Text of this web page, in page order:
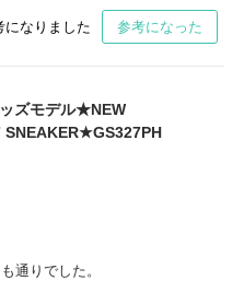
になりました 参考になった
ズモデル★NEW
通りでした。